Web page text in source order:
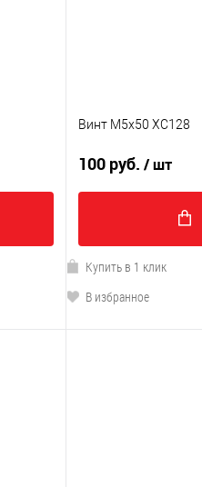
Винт M5х50 XC128
100 руб. / шт
Купить в 1 клик
В избранное